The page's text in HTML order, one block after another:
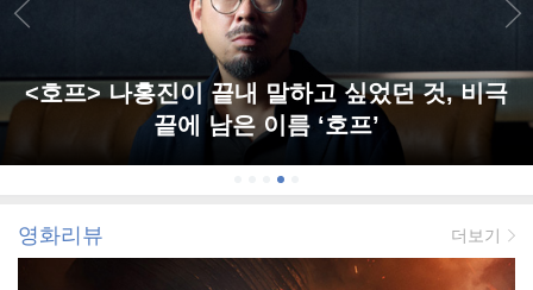
<호프> 나홍진이 끝내 말하고 싶었던 것, 비극
끝에 남은 이름 ‘호프’
영화리뷰 더보기